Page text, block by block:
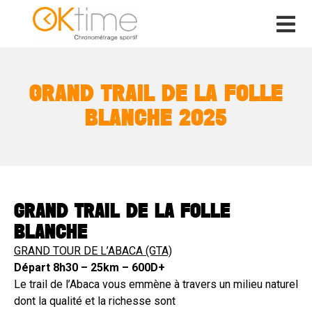
GRAND TRAIL DE LA FOLLE
BLANCHE 2025
GRAND TRAIL DE LA FOLLE
BLANCHE
GRAND TOUR DE L’ABACA (GTA)
Départ 8h30 – 25km – 600D+
Le trail de l’Abaca vous emmène à travers un milieu naturel
dont la qualité et la richesse sont